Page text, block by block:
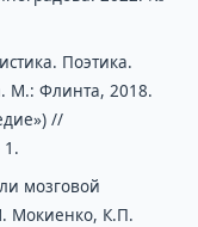
Поэтика.
М.: Флинта, 2018.
//
мозговой
Мокиенко, К.П.